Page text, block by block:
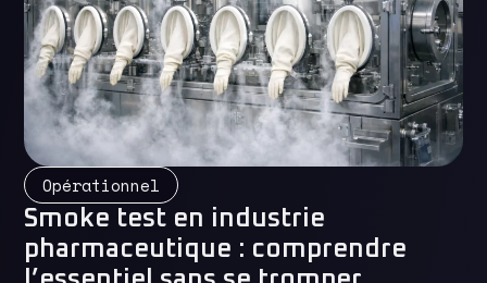
Opérationnel
Smoke test en industrie
pharmaceutique : comprendre
Read More